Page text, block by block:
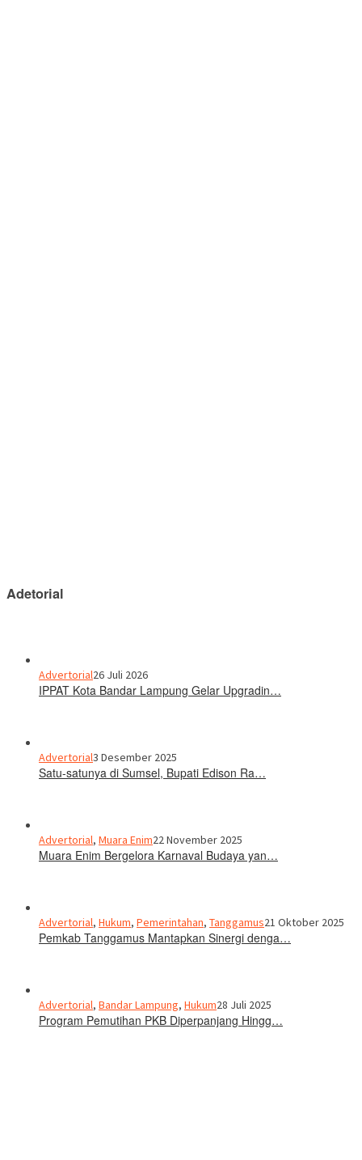
Adetorial
Advertorial26 Juli 2026
IPPAT Kota Bandar Lampung Gelar Upgradin…
Advertorial3 Desember 2025
Satu-satunya di Sumsel, Bupati Edison Ra…
Advertorial, Muara Enim22 November 2025
Muara Enim Bergelora Karnaval Budaya yan…
Advertorial, Hukum, Pemerintahan, Tanggamus21 Oktober 2025
Pemkab Tanggamus Mantapkan Sinergi denga…
Advertorial, Bandar Lampung, Hukum28 Juli 2025
Program Pemutihan PKB Diperpanjang Hingg…